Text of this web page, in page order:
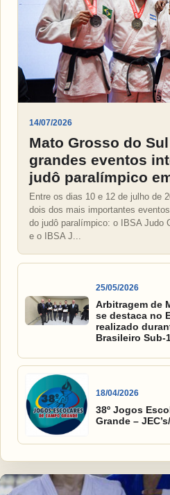
14/07/2026
Mato Grosso do
grandes eventos
judô paralímpico
Entre os dias 10 e 12 de julho de
dois dos mais importantes
do judô paralímpico: o IBSA Judo
e o IBSA J...
25/05/2026
Arbitragem de
se destaca no
realizado
Brasileiro Sub-
18/04/2026
38º Jogos
Grande –